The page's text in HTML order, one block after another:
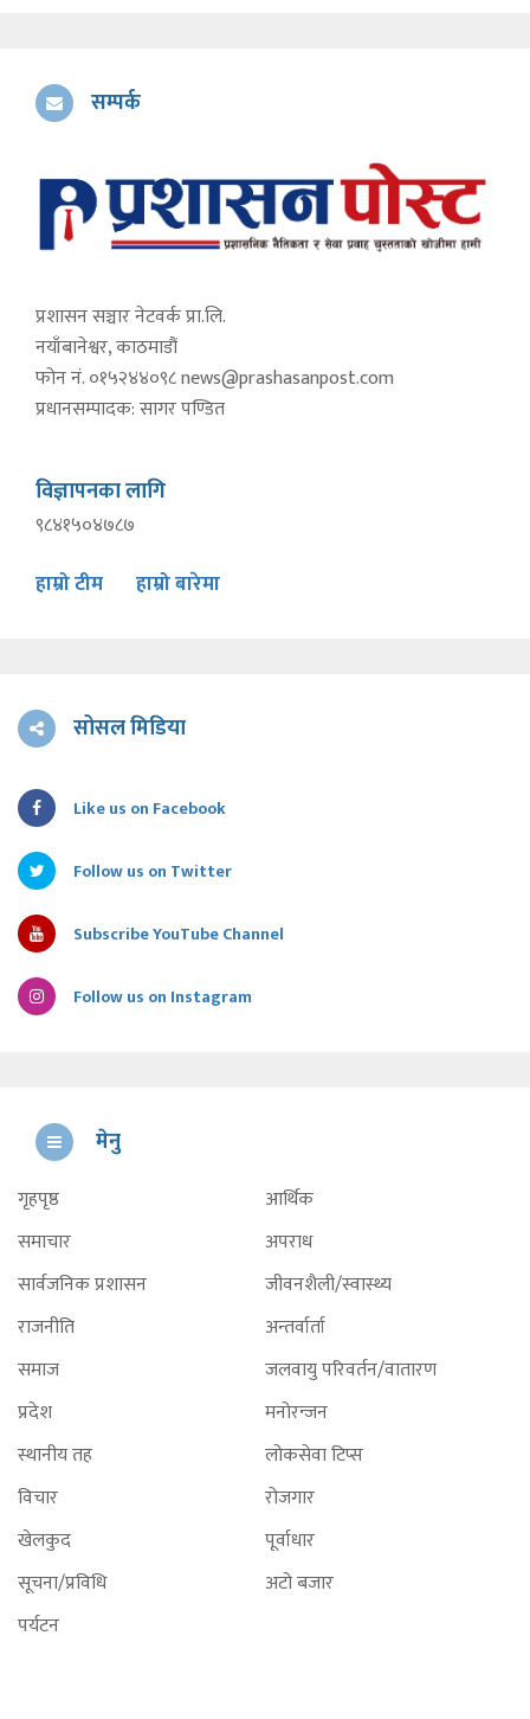
सम्पर्क
प्रशासन सञ्चार नेटवर्क प्रा.लि.
नयाँबानेश्वर, काठमाडौं
फोन नं. ०१५२४४०९८news@prashasanpost.com
प्रधानसम्पादक: सागर पण्डित
विज्ञापनका लागि
९८४१५०४७८७
हाम्रो टीम हाम्रो बारेमा
सोसल मिडिया
Like us on Facebook
Follow us on Twitter
Subscribe YouTube Channel
Follow us on Instagram
मेनु
गृहपृष्ठ
समाचार
सार्वजनिक प्रशासन
राजनीति
समाज
प्रदेश
स्थानीय तह
विचार
खेलकुद
सूचना/प्रविधि
पर्यटन
आर्थिक
अपराध
जीवनशैली/स्वास्थ्य
अन्तर्वार्ता
जलवायु परिवर्तन/वातारण
मनोरन्जन
लोकसेवा टिप्स
रोजगार
पूर्वाधार
अटो बजार